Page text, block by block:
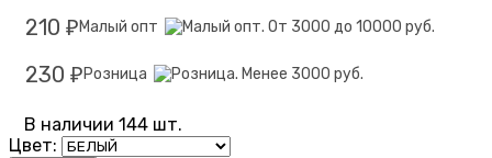
210 ₽ Малый опт
230 ₽ Розница
В наличии 144 шт.
Цвет: